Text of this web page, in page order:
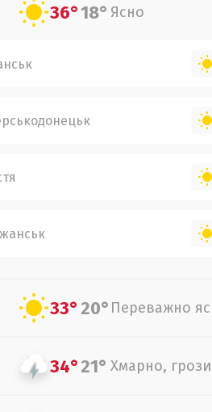
36°18° Ясно
33°20° Переважно
34°21° Хмарно, грози